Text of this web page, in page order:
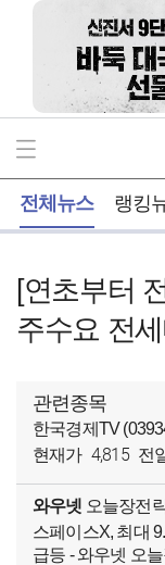
전체뉴스 랭킹
[연초부터
주수요 전
관련종목
한국경제TV
현재가 4,815 전
와우넷 오늘장전
스페이스X, 최대
급등 - 와우넷 오